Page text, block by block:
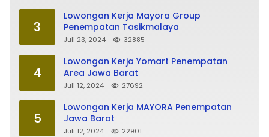
3
Lowongan Kerja Mayora Group
Penempatan Tasikmalaya
Juli 23, 2024 32885
4
Lowongan Kerja Yomart Penempatan
Area Jawa Barat
Juli 12, 2024 27692
5
Lowongan Kerja MAYORA Penempatan
Jawa Barat
Juli 12, 2024 22901